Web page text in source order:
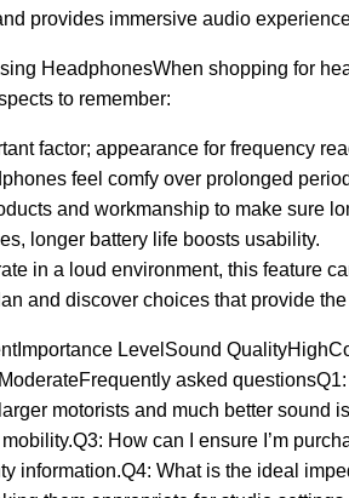
provides immersive audio
HeadphonesWhen shopping for
to remember:
factor; appearance for frequency
feel comfy over prolonged
and workmanship to make sure
longer battery life boosts usability.
in a loud environment, this feature
and discover choices that provide
LevelSound
asked
motorists and much better
How can I ensure I’m
information.Q4: What is the ideal